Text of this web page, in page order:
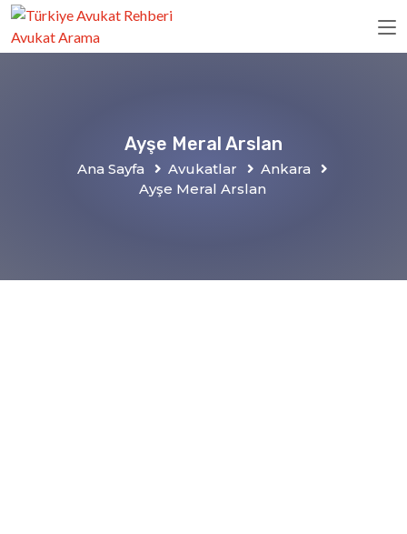
Ayşe Meral Arslan
Ana Sayfa Avukatlar
Ankara
Ayşe Meral Arslan